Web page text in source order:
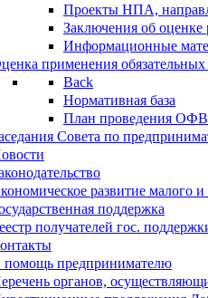
Проекты НПА,
Заключения об
Информационные
применения
Back
Нормативная база
План проведения
Совета по
развитие малого и
поддержка
получателей гос.
помощь предпринимателю
органов,